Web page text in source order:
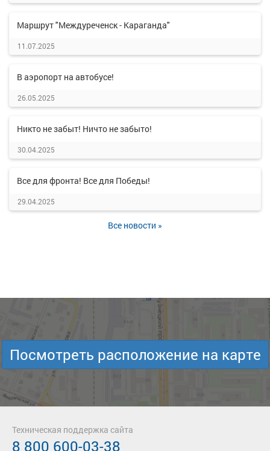
Маршрут "Междуреченск - Караганда"
11.07.2025
В аэропорт на автобусе!
26.05.2025
Никто не забыт! Ничто не забыто!
30.04.2025
Все для фронта! Все для Победы!
29.04.2025
Все новости »
Посмотреть расположение на карте
Техническая поддержка сайта
8 800 600-03-38